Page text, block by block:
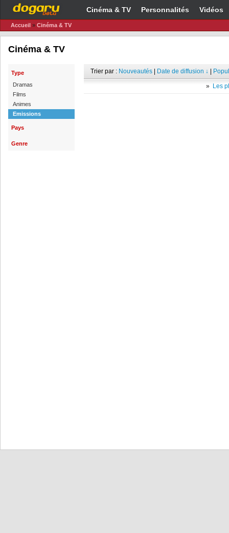
Cinéma & TV Personnalités Vidéos
Accueil » Cinéma & TV
Cinéma & TV
Type
Dramas
Films
Animes
Emissions
Pays
Genre
Trier par : Nouveautés Date de diffusion ↓
» Les